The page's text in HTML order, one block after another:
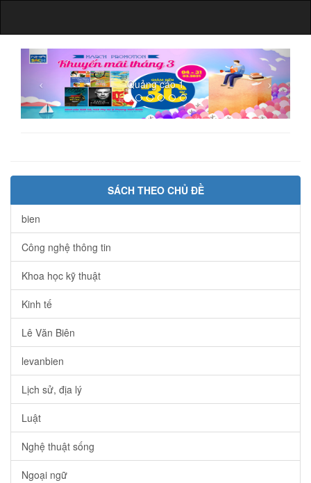
Quảng cáo 1
SÁCH THEO CHỦ ĐỀ
bien
Công nghệ thông tin
Khoa học kỹ thuật
Kinh tế
Lê Văn Biên
levanbien
Lịch sử, địa lý
Luật
Nghệ thuật sống
Ngoại ngữ